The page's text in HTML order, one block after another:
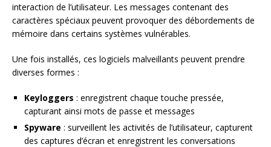
interaction de l’utilisateur. Les messages contenant des
caractères spéciaux peuvent provoquer des débordements de
mémoire dans certains systèmes vulnérables.
Une fois installés, ces logiciels malveillants peuvent prendre
diverses formes :
Keyloggers : enregistrent chaque touche pressée,
capturant ainsi mots de passe et messages
Spyware : surveillent les activités de l’utilisateur, capturent
des captures d’écran et enregistrent les conversations